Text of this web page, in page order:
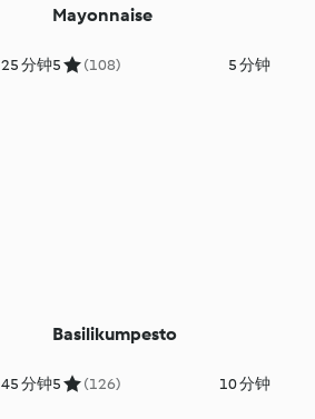
25 分钟
Mayonnaise
5 (108) 5 分钟
45 分钟
Basilikumpesto
5 (126) 10 分钟